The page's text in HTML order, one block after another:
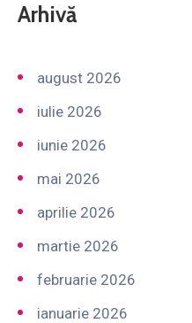
Arhivă
august 2026
iulie 2026
iunie 2026
mai 2026
aprilie 2026
martie 2026
februarie 2026
ianuarie 2026